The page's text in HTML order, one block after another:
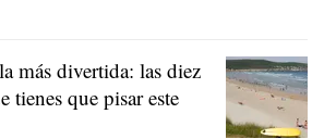
más divertida: las diez
tienes que pisar este